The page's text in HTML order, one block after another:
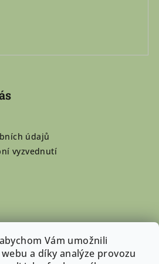
Vám umožnili
a díky analýze provozu
údajů
vyzvednutí